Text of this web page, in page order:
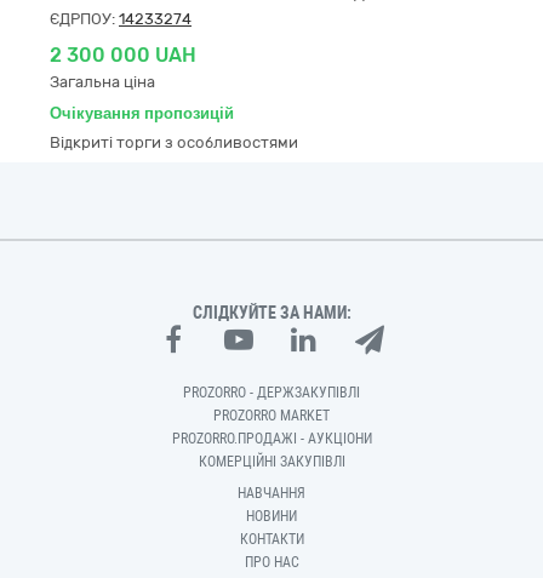
ЄДРПОУ: 14233274
2 300 000 UAH
Загальна ціна
Очікування пропозицій
Відкриті торги з особливостями
СЛІДКУЙТЕ ЗА НАМИ:
PROZORRO - ДЕРЖЗАКУПІВЛІ
PROZORRO MARKET
PROZORRO.ПРОДАЖІ - АУКЦІОНИ
КОМЕРЦІЙНІ ЗАКУПІВЛІ
НАВЧАННЯ
НОВИНИ
КОНТАКТИ
ПРО НАС